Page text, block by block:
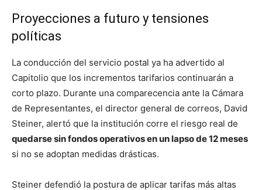
Proyecciones a futuro y tensiones
políticas
La conducción del servicio postal ya ha advertido al
Capitolio que los incrementos tarifarios continuarán a
corto plazo. Durante una comparecencia ante la Cámara
de Representantes, el director general de correos, David
Steiner, alertó que la institución corre el riesgo real de
quedarse sin fondos operativos en un lapso de 12 meses
si no se adoptan medidas drásticas.
Steiner defendió la postura de aplicar tarifas más altas